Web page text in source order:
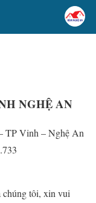
NGHỆ AN
TP Vinh – Nghệ An
chúng tôi, xin vui